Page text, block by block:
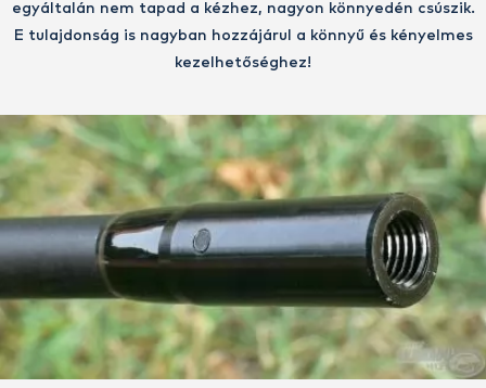
egyáltalán nem tapad a kézhez, nagyon könnyedén csúszik.
E tulajdonság is nagyban hozzájárul a könnyű és kényelmes
kezelhetőséghez!